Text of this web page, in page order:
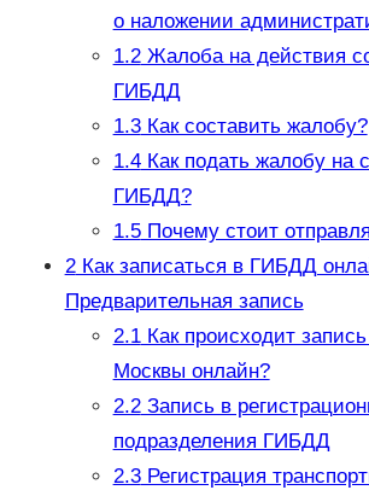
о наложении
1.2Жалоба на действия
ГИБДД
1.3Как составить жалобу?
1.4Как подать жалобу на
ГИБДД?
1.5Почему стоит
2Как записаться в ГИБДД
Предварительная запись
2.1Как происходит
Москвы онлайн?
2.2Запись в
подразделения ГИБДД
2.3Регистрация